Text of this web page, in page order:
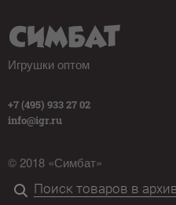
Игрушки оптом
+7 (495) 933 27 02
info@igr.ru
© 2018 «Симбат»